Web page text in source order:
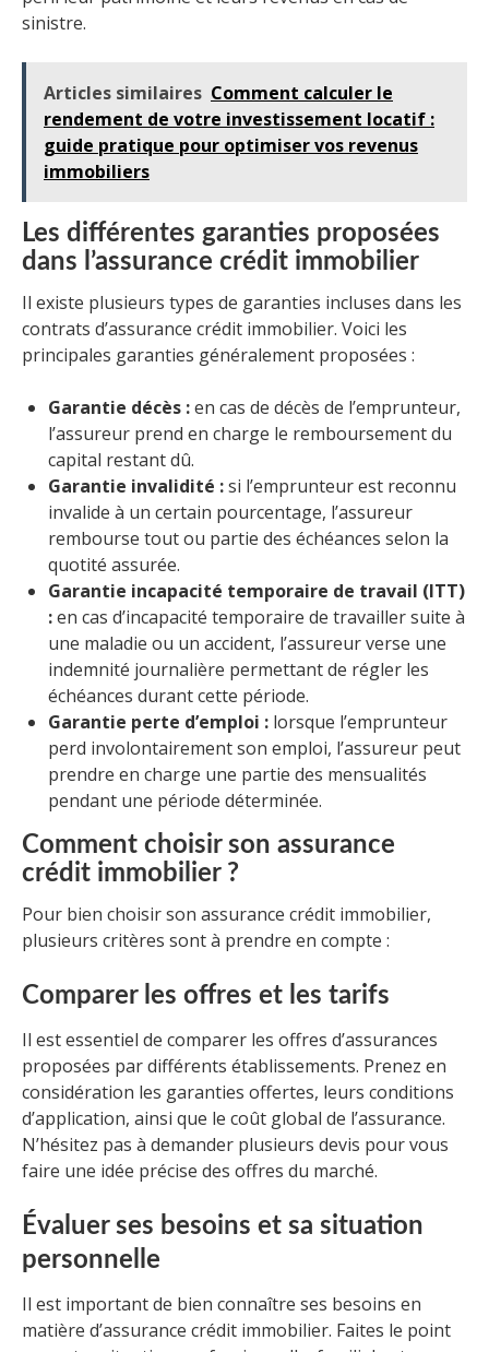
sinistre.
Articles similaires Comment calculer le
rendement de votre investissement locatif :
guide pratique pour optimiser vos revenus
immobiliers
Les différentes garanties proposées
dans l’assurance crédit immobilier
Il existe plusieurs types de garanties incluses dans les
contrats d’assurance crédit immobilier. Voici les
principales garanties généralement proposées :
Garantie décès :en cas de décès de l’emprunteur,
l’assureur prend en charge le remboursement du
capital restant dû.
Garantie invalidité :si l’emprunteur est reconnu
invalide à un certain pourcentage, l’assureur
rembourse tout ou partie des échéances selon la
quotité assurée.
Garantie incapacité temporaire de travail (ITT)
:en cas d’incapacité temporaire de travailler suite à
une maladie ou un accident, l’assureur verse une
indemnité journalière permettant de régler les
échéances durant cette période.
Garantie perte d’emploi : lorsque l’emprunteur
perd involontairement son emploi, l’assureur peut
prendre en charge une partie des mensualités
pendant une période déterminée.
Comment choisir son assurance
crédit immobilier ?
Pour bien choisir son assurance crédit immobilier,
plusieurs critères sont à prendre en compte :
Comparer les offres et les tarifs
Il est essentiel de comparer les offres d’assurances
proposées par différents établissements. Prenez en
considération les garanties offertes, leurs conditions
d’application, ainsi que le coût global de l’assurance.
N’hésitez pas à demander plusieurs devis pour vous
faire une idée précise des offres du marché.
Évaluer ses besoins et sa situation
personnelle
Il est important de bien connaître ses besoins en
matière d’assurance crédit immobilier. Faites le point